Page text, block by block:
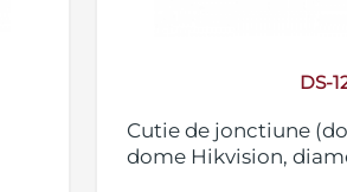
DS-
Cutie de jonctiune
dome Hikvision,